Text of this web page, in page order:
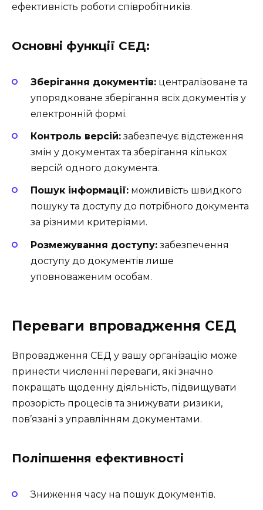
ефективність роботи співробітників.
Основні функції СЕД:
Зберігання документів: централізоване та
упорядковане зберігання всіх документів у
електронній формі.
Контроль версій: забезпечує відстеження
змін у документах та зберігання кількох
версій одного документа.
Пошук інформації: можливість швидкого
пошуку та доступу до потрібного документа
за різними критеріями.
Розмежування доступу: забезпечення
доступу до документів лише
уповноваженим особам.
Переваги впровадження СЕД
Впровадження СЕД у вашу організацію може
принести численні переваги, які значно
покращать щоденну діяльність, підвищувати
прозорість процесів та знижувати ризики,
пов’язані з управлінням документами.
Поліпшення ефективності
Зниження часу на пошук документів.